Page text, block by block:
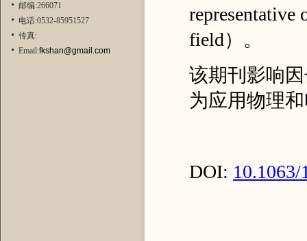
邮编:266071
电话:0532-85951527
传真:
Email:fkshan@gmail.com
representative
field）。
该期刊影响因
为应用物理
DOI: 10.1063/